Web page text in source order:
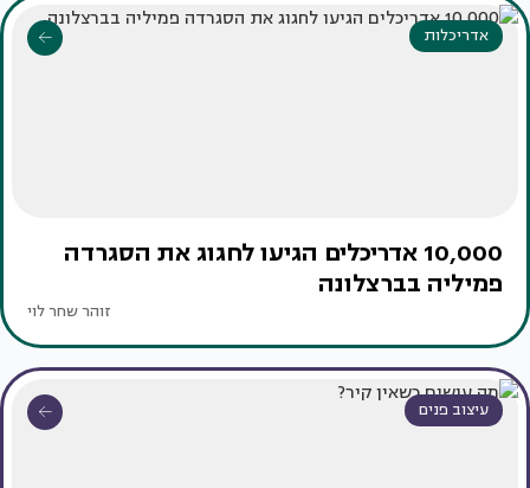
אדריכלות
10,000 אדריכלים הגיעו לחגוג את הסגרדה
פמיליה בברצלונה
זוהר שחר לוי
עיצוב פנים